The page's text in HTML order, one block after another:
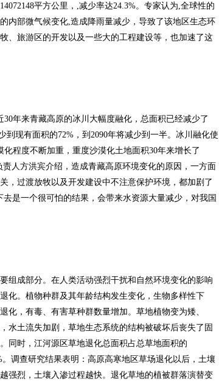
平方公里，,减少率达24.3%。专家认为,全球性的
内部微气候变化,造成降雨量减少，导致了该地区生态环
、旅游区的开发以及一些大的工程建设等，也加速了这
年来青藏高原的冰川大幅度融化，总面积已经减少了
到现有面积的72%，到2090年将减少到一半。冰川融化使
程度不断加重，重度沙漠化土地面积30年来增长了
人方洪宾介绍，造成青藏高原环境变化的原因，一方面
，过渡放牧以及开发建设中不注意保护环境，都加剧了
是一个很可怕的结果，会带来水资源大量减少，对我国
组成部分。在人类活动强烈干扰和自然环境变化的影响
化。植物种群及其年龄结构发生变化，生物多样性下
化，有毒、有害草种群数量增加。草地植物变为矮、
水土流失加剧，草地生态系统的结构被破坏后丧失了固
同时，江河源区草地退化总面积占总草地面积的
调查研究结果表明：高原高寒地区草场退化以后，土壤
强烈，土壤入渗过程越快。退化草地的植被群落演替变